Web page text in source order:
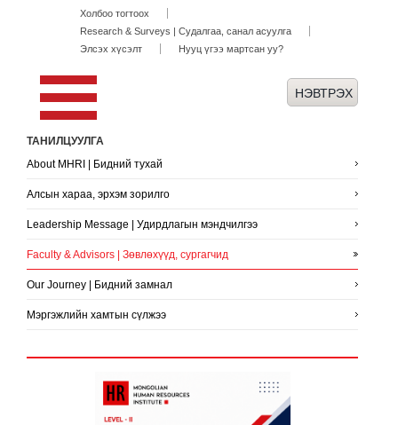
Холбоо тогтоох
Research & Surveys | Судалгаа, санал асуулга
Элсэх хүсэлт
Нууц үгээ мартсан уу?
ТАНИЛЦУУЛГА
About MHRI | Бидний тухай
Алсын хараа, эрхэм зорилго
Leadership Message | Удирдлагын мэндчилгээ
Faculty & Advisors | Зөвлөхүүд, сургагчид
Our Journey | Бидний замнал
Мэргэжлийн хамтын сүлжээ